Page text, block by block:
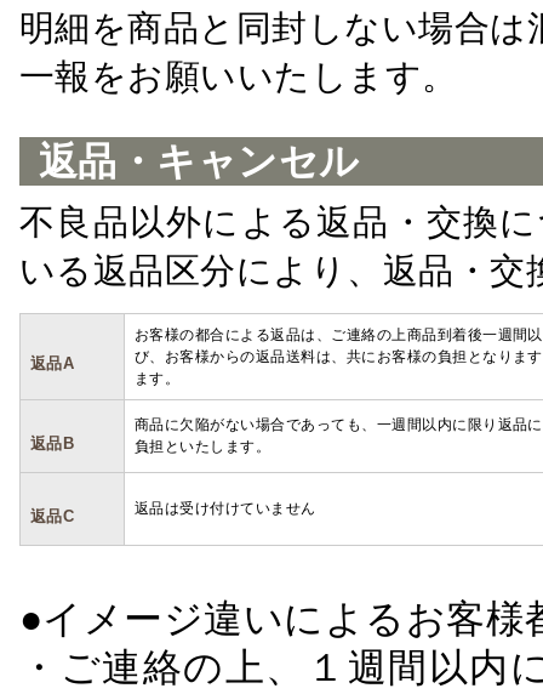
明細を商品と同封しない場合
一報をお願いいたします。
返品・キャンセル
不良品以外による返品・交換
いる返品区分により、返品・
返品A
お客様の都合による返品は、ご連絡の上商品到着後一週間
び、お客様からの返品送料は、共にお客様の負担となりま
ます。
返品B
商品に欠陥がない場合であっても、一週間以内に限り返品
負担といたします。
返品C 返品は受け付けていません
●イメージ違いによるお客
・ご連絡の上、１週間以